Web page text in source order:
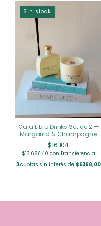
Sin stock
Caja Libro Drinks Set de 2 —
Margarita & Champagne
$16.104
$13.688,40 con Transferencia
3 cuotas sin interés de $5368,00